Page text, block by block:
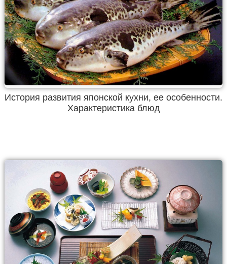
История развития японской кухни, ее особенности.
Характеристика блюд